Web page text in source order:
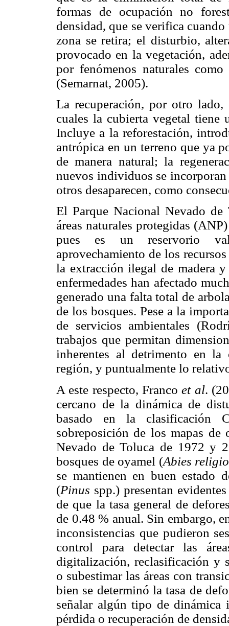
formas de ocupación no
densidad, que se verifica
zona se retira; el disturbio,
provocado en la vegetación,
por fenómenos naturales
(Semarnat, 2005).
La recuperación, por otro
cuales la cubierta vegetal tiene
Incluye a la reforestación,
antrópica en un terreno que ya
de manera natural; la
nuevos individuos se
otros desaparecen, como
El Parque Nacional Nevado
áreas naturales protegidas
pues es un reservorio
aprovechamiento de los
la extracción ilegal de madera
enfermedades han afectado
generado una falta total de
de los bosques. Pese a la
de servicios ambientales
trabajos que permitan
inherentes al detrimento en
región, y puntualmente lo
A este respecto, Francoet al.
cercano de la dinámica de
basado en la clasificación
sobreposición de los mapas
Nevado de Toluca de 1972 y
bosques de oyamel (Abies
se mantienen en buen
(Pinus spp.) presentan
de que la tasa general de
de 0.48 % anual. Sin embargo,
inconsistencias que pudieron
control para detectar las
digitalización, reclasificación y
o subestimar las áreas con
bien se determinó la tasa de
señalar algún tipo de dinámica
pérdida o recuperación de